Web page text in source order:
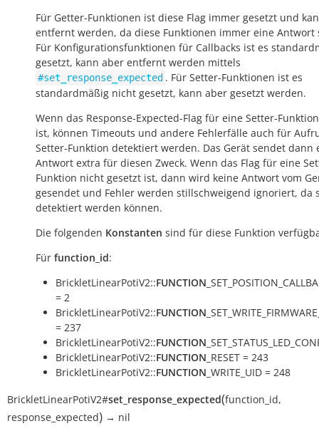
Für Getter-Funktionen ist diese Flag immer gesetzt und
entfernt werden, da diese Funktionen immer eine Antwort
Für Konfigurationsfunktionen für Callbacks ist es
gesetzt, kann aber entfernt werden mittels
#set_response_expected . Für Setter-Funktionen ist es
standardmäßig nicht gesetzt, kann aber gesetzt werden.
Wenn das Response-Expected-Flag für eine Setter-
ist, können Timeouts und andere Fehlerfälle auch für
Setter-Funktion detektiert werden. Das Gerät sendet dann
Antwort extra für diesen Zweck. Wenn das Flag für eine
Funktion nicht gesetzt ist, dann wird keine Antwort vom
gesendet und Fehler werden stillschweigend ignoriert, da
detektiert werden können.
Die folgenden Konstanten sind für diese Funktion
Für function_id:
BrickletLinearPotiV2::FUNCTION
= 2
BrickletLinearPotiV2::FUNCTION
= 237
BrickletLinearPotiV2::FUNCTION
BrickletLinearPotiV2::FUNCTION _RESET = 243
BrickletLinearPotiV2::FUNCTION _WRITE_UID = 248
BrickletLinearPotiV2#set_response_expected(function_id,
response_expected) → nil